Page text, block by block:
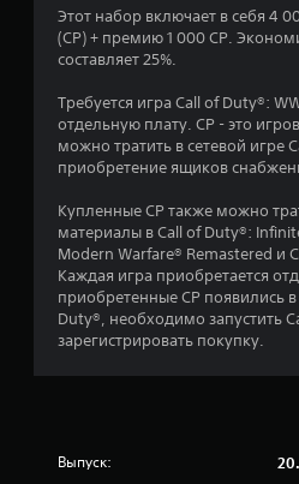
Этот набор включает в себя 4
(CP) + премию 1 000 CP.
составляет 25%.
Требуется игра Call of Duty®:
отдельную плату. CP - это
можно тратить в сетевой игре
приобретение ящиков
Купленные CP также можно
материалы в Call of Duty®:
Modern Warfare® Remastered и
Каждая игра приобретается
приобретенные CP появились
Duty®, необходимо запустить
зарегистрировать покупку.
Выпуск: